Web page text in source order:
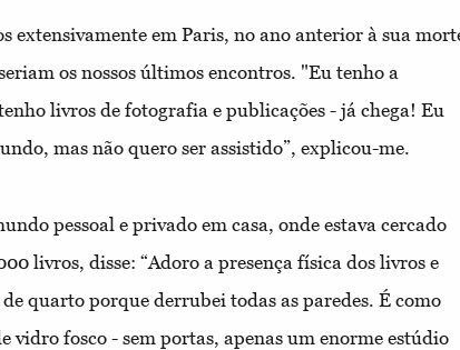
extensivamente em Paris, no ano anterior à sua
os nossos últimos encontros. "Eu tenho a
livros de fotografia e publicações - já chega! Eu
mas não quero ser assistido”, explicou-me.
pessoal e privado em casa, onde estava cercado
livros, disse: “Adoro a presença física dos livros e
quarto porque derrubei todas as paredes. É como
vidro fosco - sem portas, apenas um enorme estúdio